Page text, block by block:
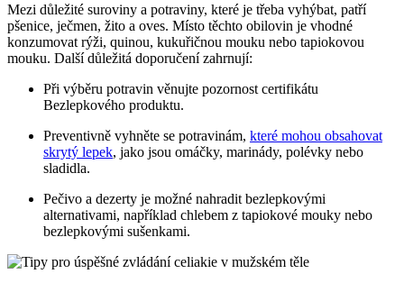
Mezi důležité suroviny a potraviny, které je třeba vyhýbat, patří
pšenice, ječmen, žito a oves. Místo těchto obilovin je vhodné
konzumovat rýži, quinou, kukuřičnou mouku nebo tapiokovou
mouku. Další důležitá doporučení zahrnují:
Při výběru potravin věnujte pozornost certifikátu
Bezlepkového produktu.
Preventivně vyhněte se potravinám, které mohou obsahovat
skrytý lepek, jako jsou omáčky, marinády, polévky nebo
sladidla.
Pečivo a dezerty je možné nahradit bezlepkovými
alternativami, například chlebem z tapiokové mouky nebo
bezlepkovými sušenkami.